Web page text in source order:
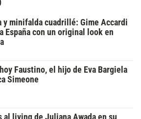
y minifalda cuadrillé: Gime Accardi
España con un original look en
Faustino, el hijo de Eva Bargiela
Simeone